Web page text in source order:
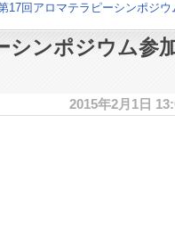
17回アロマテラピーシンポジ
シンポジウム参
2015年2月1日